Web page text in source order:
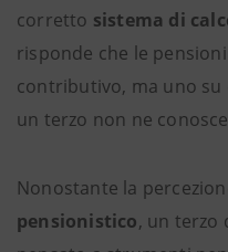
corretto sistema di
risponde che le
contributivo, ma uno
un terzo non ne
Nonostante la
pensionistico, un terzo